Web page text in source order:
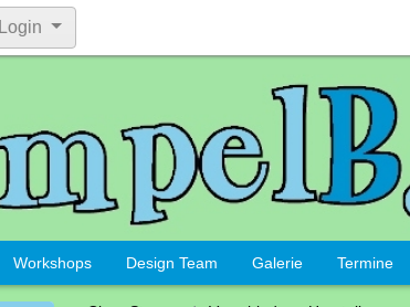
Login
Workshops Design Team Galerie Termine